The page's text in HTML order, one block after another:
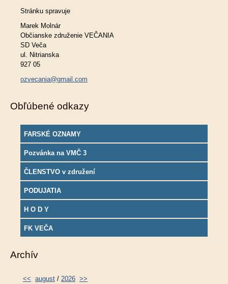
Stránku spravuje
Marek Molnár
Občianske združenie VEČANIA
SD Veča
ul. Nitrianska
927 05
ozvecania@gmail.com
Obľúbené odkazy
FARSKÉ OZNAMY
Pozvánka na VMČ 3
ČLENSTVO v združení
PODUJATIA
H O D Y
FK VEČA
Archív
<< august / 2026 >>